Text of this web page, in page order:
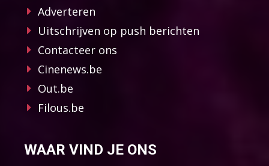
Adverteren
Uitschrijven op push berichten
Contacteer ons
Cinenews.be
Out.be
Filous.be
WAAR VIND JE ONS